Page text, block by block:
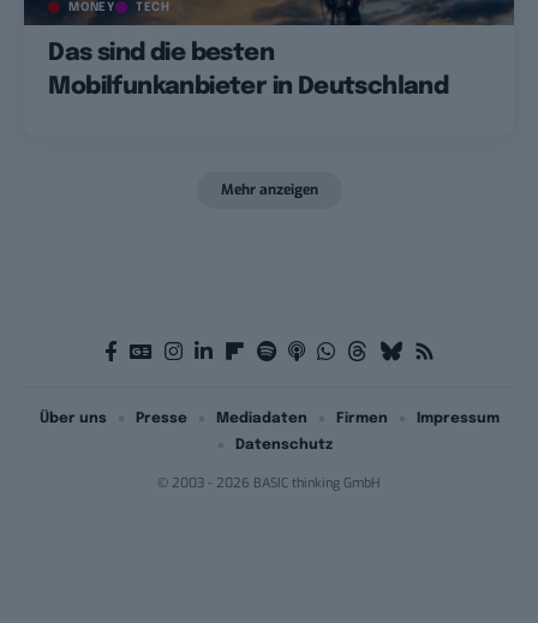
MONEY TECH
Das sind die besten
Mobilfunkanbieter in Deutschland
Mehr anzeigen
© 2003 - 2026 BASIC thinking GmbH
Über uns Presse Mediadaten Firmen
Impressum
Datenschutz